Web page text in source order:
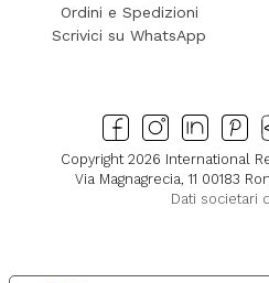
Ordini e Spedizioni
Scrivici su WhatsApp
Copyright 2026 International
Via Magnagrecia, 11 00183
Dati societari